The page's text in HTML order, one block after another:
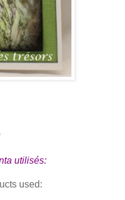
utilisés:
used: